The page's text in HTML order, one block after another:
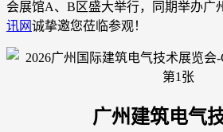
会展馆A、B区盛大举行，同期举办广
讯网诚挚邀您莅临参观！
广州建筑电气